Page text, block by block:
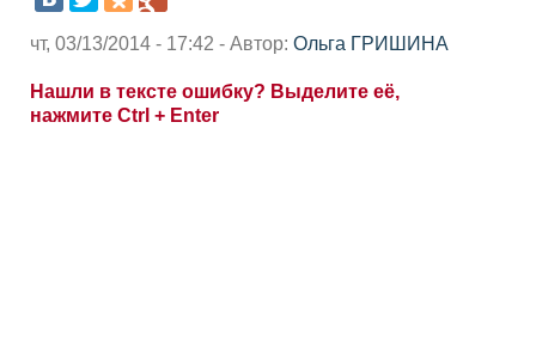
чт, 03/13/2014 - 17:42 - Автор: Ольга ГРИШИНА
Нашли в тексте ошибку? Выделите её,
нажмите Ctrl + Enter